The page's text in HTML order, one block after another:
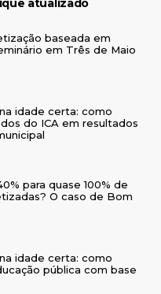
atualizado
baseada em
em Três de Maio
idade certa: como
do ICA em resultados
para quase 100% de
O caso de Bom
idade certa: como
pública com base